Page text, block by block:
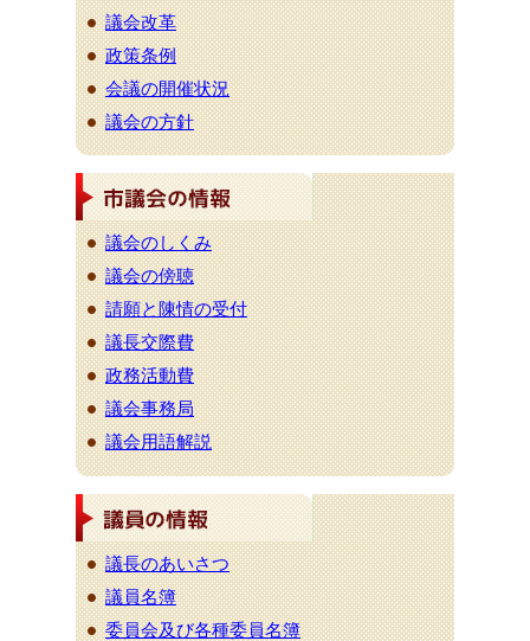
議会改革
政策条例
会議の開催状況
議会の方針
議会のしくみ
議会の傍聴
請願と陳情の受付
議長交際費
政務活動費
議会事務局
議会用語解説
議長のあいさつ
議員名簿
委員会及び各種委員名簿